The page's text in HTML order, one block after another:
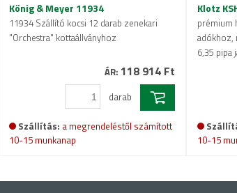
König & Meyer 11934
11934 Szállító kocsi 12 darab zenekari
"Orchestra" kottaállványhoz
ÁR: 118 914 Ft
darab
Szállítás: a megrendeléstől számított
10-15 munkanap
Klotz
prémium
adókhoz,
6,35 pipa
10-15